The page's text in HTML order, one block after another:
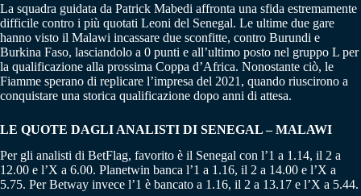
La squadra guidata da Patrick Mabedi affronta una sfida estremamente
difficile contro i più quotati Leoni del Senegal. Le ultime due gare
hanno visto il Malawi incassare due sconfitte, contro Burundi e
Burkina Faso, lasciandolo a 0 punti e all’ultimo posto nel gruppo L per
la qualificazione alla prossima Coppa d’Africa. Nonostante ciò, le
Fiamme sperano di replicare l’impresa del 2021, quando riuscirono a
conquistare una storica qualificazione dopo anni di attesa.
LE QUOTE DAGLI ANALISTI DI SENEGAL – MALAWI
Per gli analisti di BetFlag, favorito è il Senegal con l’1 a 1.14, il 2 a
12.00 e l’X a 6.00. Planetwin banca l’1 a 1.16, il 2 a 14.00 e l’X a
5.75. Per Betway invece l’1 è bancato a 1.16, il 2 a 13.17 e l’X a 5.44.